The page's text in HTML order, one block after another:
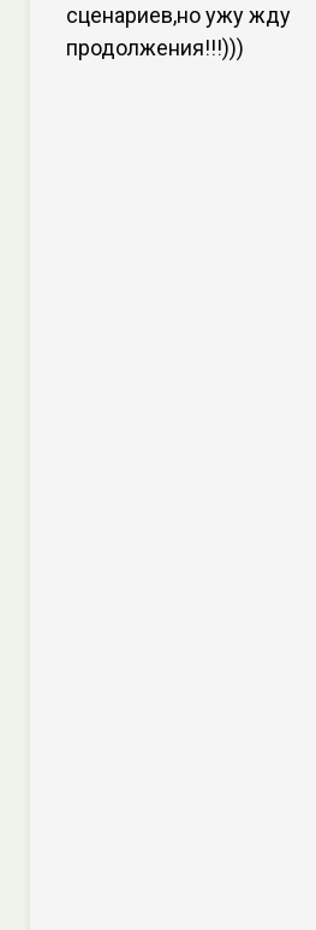
сценариев,но ужу жду
продолжения!!!)))